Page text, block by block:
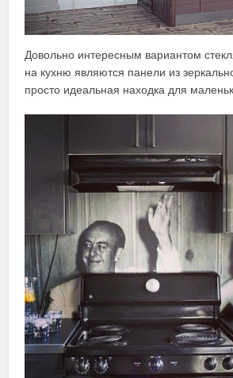
Довольно интересным вариантом
на кухню являются панели из
просто идеальная находка для